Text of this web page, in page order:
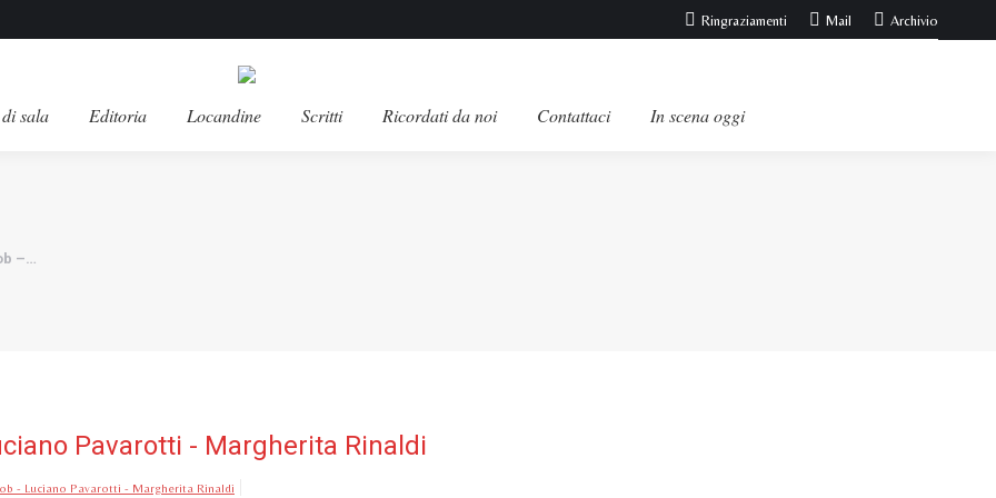
Ringraziamenti Mail Archivio
sala Editoria Locandine Scritti Ricordati da noi Contattaci In scena oggi
–…
Pavarotti - Margherita Rinaldi
- Luciano Pavarotti - Margherita Rinaldi